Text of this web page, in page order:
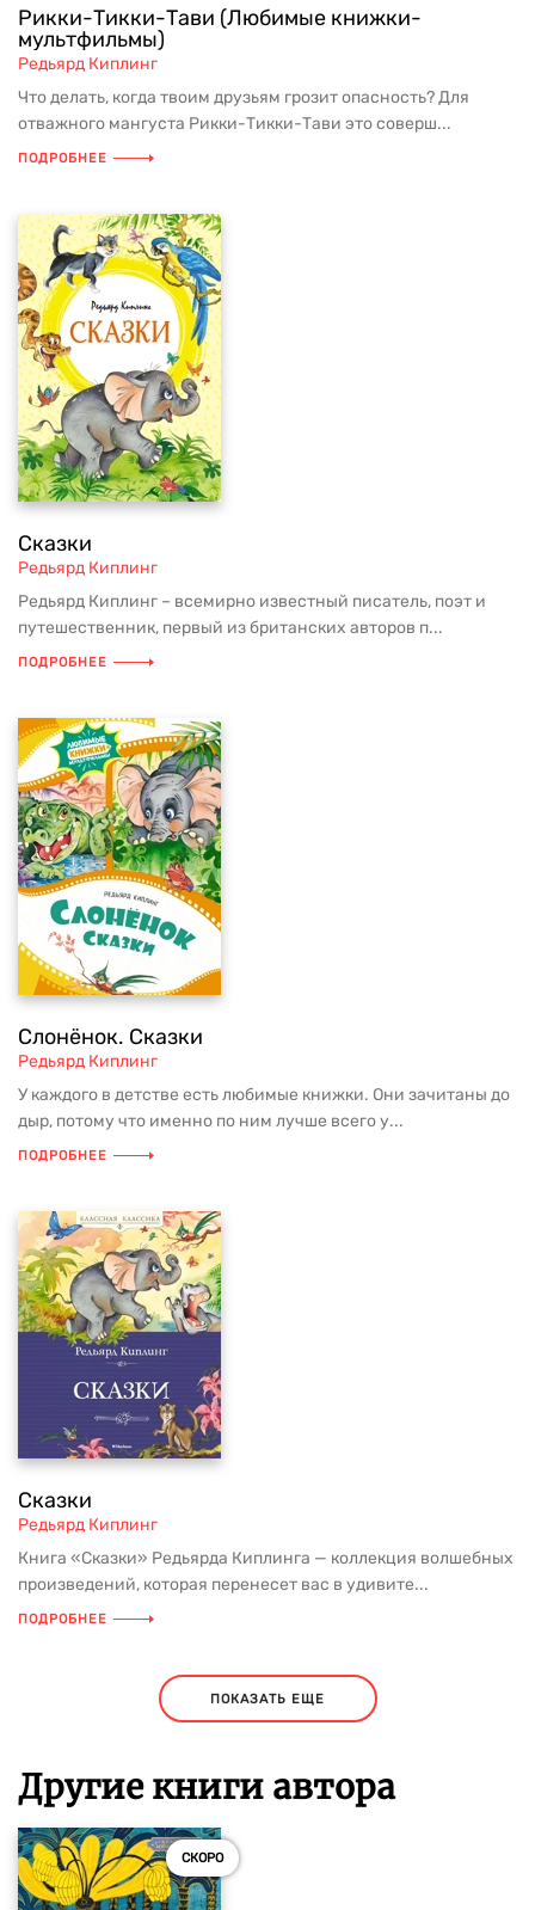
Рикки-Тикки-Тави (Любимые книжки-
мультфильмы)
Редьярд Киплинг
Что делать, когда твоим друзьям грозит опасность? Для
отважного мангуста Рикки-Тикки-Тави это соверш...
ПОДРОБНЕЕ
Сказки
Редьярд Киплинг
Редьярд Киплинг – всемирно известный писатель, поэт и
путешественник, первый из британских авторов п...
ПОДРОБНЕЕ
Слонёнок. Сказки
Редьярд Киплинг
У каждого в детстве есть любимые книжки. Они зачитаны до
дыр, потому что именно по ним лучше всего у...
ПОДРОБНЕЕ
Сказки
Редьярд Киплинг
Книга «Сказки» Редьярда Киплинга — коллекция волшебных
произведений, которая перенесет вас в удивите...
ПОДРОБНЕЕ
ПОКАЗАТЬ ЕЩЕ
Другие книги автора
СКОРО